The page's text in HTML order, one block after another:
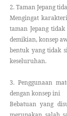
2. Taman Jepang
Mengingat
taman Jepang
demikian, konsep
bentuk yang tidak
keseluruhan.
3. Penggunaan
dengan konsep ini
Bebatuan yang